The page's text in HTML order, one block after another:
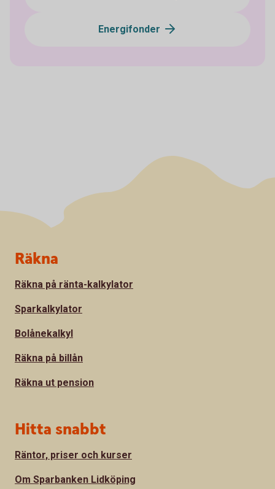
Energifonder
Sidfot
Räkna
Räkna på ränta-kalkylator
Sparkalkylator
Bolånekalkyl
Räkna på billån
Räkna ut pension
Hitta snabbt
Räntor, priser och kurser
Om Sparbanken Lidköping